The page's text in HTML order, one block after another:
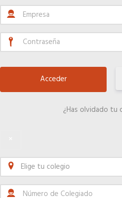
Seguro de vida
Ventajas fiscales
Tu CRM AC
Asesoramiento fiscal y
Consulados comerciales
¿Has olvidado tu
Elige tu colegio